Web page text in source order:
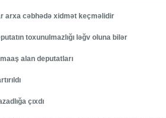
arxa cəbhədə xidmət keçməlidir
toxunulmazlığı ləğv oluna bilər
alan deputatları
çıxdı